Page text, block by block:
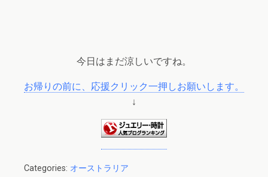
今日はまだ涼しいですね。
お帰りの前に、応援クリック一押しお願いします。
↓
Categories: オーストラリア